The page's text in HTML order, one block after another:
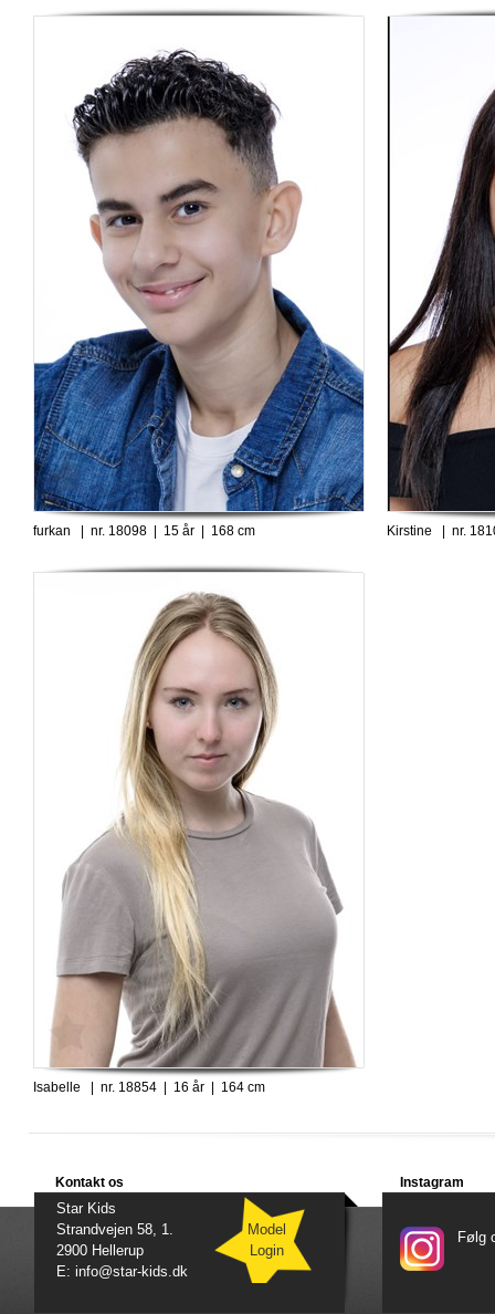
furkan | nr. 18098 | 15 år | 168 cm Kirstine | nr.
Isabelle | nr. 18854 | 16 år | 164 cm
Kontakt os
Star Kids
Strandvejen 58, 1.
2900 Hellerup
E: info@star-kids.dk
Model
Login
Instagram
Følg